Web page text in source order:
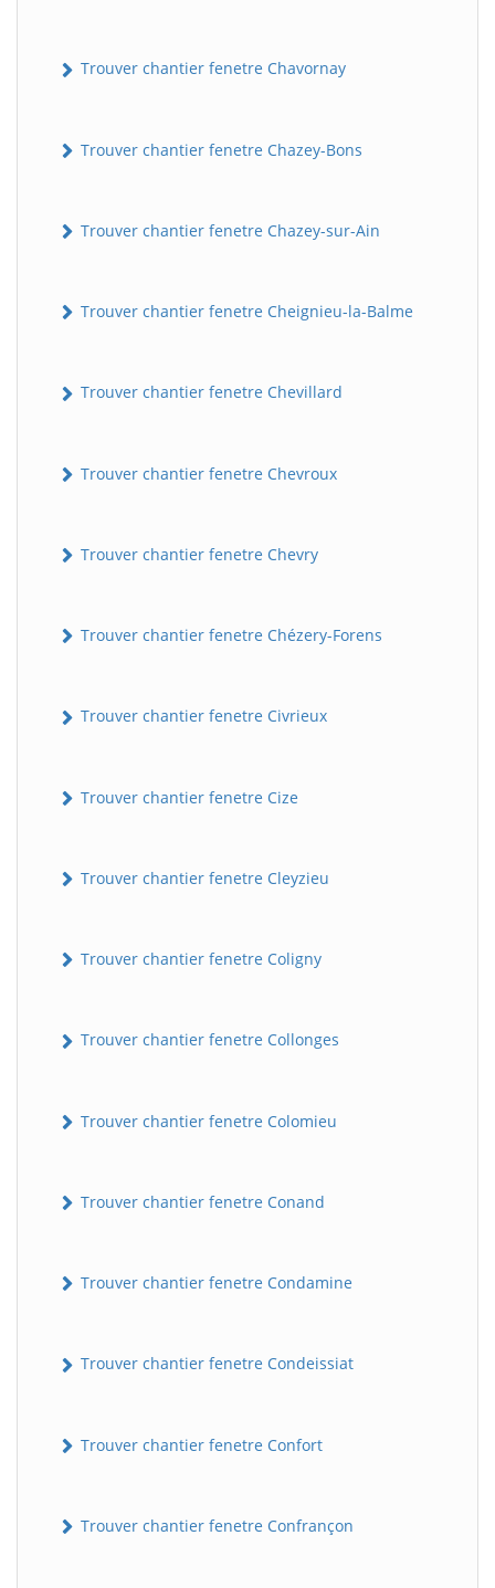
Trouver chantier fenetre Chavornay
Trouver chantier fenetre Chazey-Bons
Trouver chantier fenetre Chazey-sur-Ain
Trouver chantier fenetre Cheignieu-la-Balme
Trouver chantier fenetre Chevillard
Trouver chantier fenetre Chevroux
Trouver chantier fenetre Chevry
Trouver chantier fenetre Chézery-Forens
Trouver chantier fenetre Civrieux
Trouver chantier fenetre Cize
Trouver chantier fenetre Cleyzieu
Trouver chantier fenetre Coligny
Trouver chantier fenetre Collonges
Trouver chantier fenetre Colomieu
Trouver chantier fenetre Conand
Trouver chantier fenetre Condamine
Trouver chantier fenetre Condeissiat
Trouver chantier fenetre Confort
Trouver chantier fenetre Confrançon
B BatiWebPro